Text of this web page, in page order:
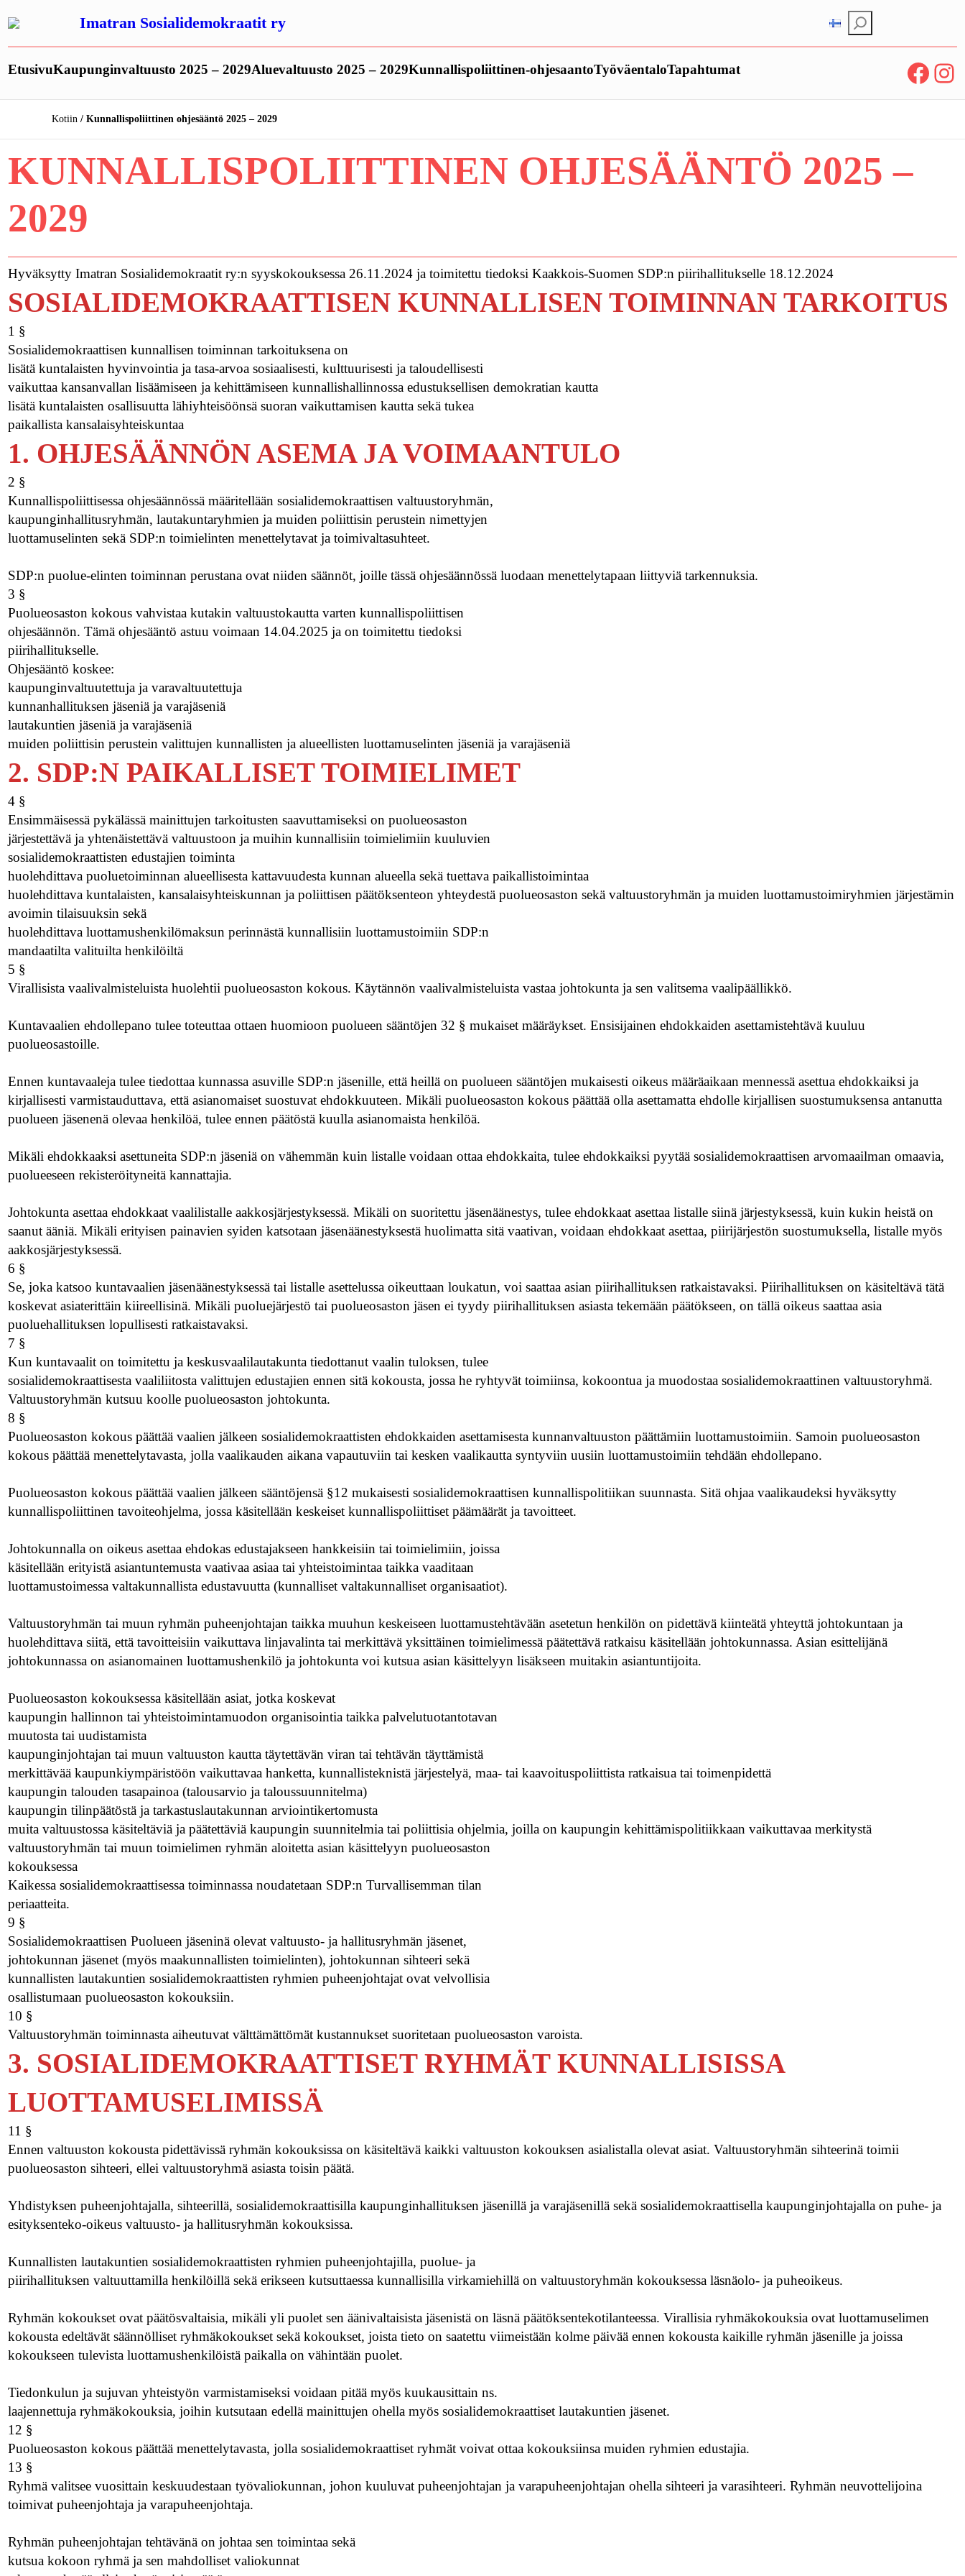
sisältöön
Imatran Sosialidemokraatit ry
E
t
EtusivuKaupunginvaltuusto 2025 – 2029Aluevaltuusto 2025 – 2029Kunnallispoliittinen-ohjesaantoTyöväentaloTapahtumat Facebook Instagram
Kotiin Kunnallispoliittinen ohjesääntö 2025 – 2029
KUNNALLISPOLIITTINEN OHJESÄÄNTÖ 2025 –
2029
Hyväksytty Imatran Sosialidemokraatit ry:n syyskokouksessa 26.11.2024 ja toimitettu tiedoksi Kaakkois-Suomen SDP:n piirihallitukselle 18.12.2024
SOSIALIDEMOKRAATTISEN KUNNALLISEN TOIMINNAN TARKOITUS
1 §
Sosialidemokraattisen kunnallisen toiminnan tarkoituksena on
lisätä kuntalaisten hyvinvointia ja tasa-arvoa sosiaalisesti, kulttuurisesti ja taloudellisesti
vaikuttaa kansanvallan lisäämiseen ja kehittämiseen kunnallishallinnossa edustuksellisen demokratian kautta
lisätä kuntalaisten osallisuutta lähiyhteisöönsä suoran vaikuttamisen kautta sekä tukea
paikallista kansalaisyhteiskuntaa
1. OHJESÄÄNNÖN ASEMA JA VOIMAANTULO
2 §
Kunnallispoliittisessa ohjesäännössä määritellään sosialidemokraattisen valtuustoryhmän,
kaupunginhallitusryhmän, lautakuntaryhmien ja muiden poliittisin perustein nimettyjen
luottamuselinten sekä SDP:n toimielinten menettelytavat ja toimivaltasuhteet.
SDP:n puolue-elinten toiminnan perustana ovat niiden säännöt, joille tässä ohjesäännössä luodaan menettelytapaan liittyviä tarkennuksia.
3 §
Puolueosaston kokous vahvistaa kutakin valtuustokautta varten kunnallispoliittisen
ohjesäännön. Tämä ohjesääntö astuu voimaan 14.04.2025 ja on toimitettu tiedoksi
piirihallitukselle.
Ohjesääntö koskee:
kaupunginvaltuutettuja ja varavaltuutettuja
kunnanhallituksen jäseniä ja varajäseniä
lautakuntien jäseniä ja varajäseniä
muiden poliittisin perustein valittujen kunnallisten ja alueellisten luottamuselinten jäseniä ja varajäseniä
2. SDP:N PAIKALLISET TOIMIELIMET
4 §
Ensimmäisessä pykälässä mainittujen tarkoitusten saavuttamiseksi on puolueosaston
järjestettävä ja yhtenäistettävä valtuustoon ja muihin kunnallisiin toimielimiin kuuluvien
sosialidemokraattisten edustajien toiminta
huolehdittava puoluetoiminnan alueellisesta kattavuudesta kunnan alueella sekä tuettava paikallistoimintaa
huolehdittava kuntalaisten, kansalaisyhteiskunnan ja poliittisen päätöksenteon yhteydestä puolueosaston sekä valtuustoryhmän ja muiden luottamustoimiryhmien järjestämin
avoimin tilaisuuksin sekä
huolehdittava luottamushenkilömaksun perinnästä kunnallisiin luottamustoimiin SDP:n
mandaatilta valituilta henkilöiltä
5 §
Virallisista vaalivalmisteluista huolehtii puolueosaston kokous. Käytännön vaalivalmisteluista vastaa johtokunta ja sen valitsema vaalipäällikkö.
Kuntavaalien ehdollepano tulee toteuttaa ottaen huomioon puolueen sääntöjen 32 § mukaiset määräykset. Ensisijainen ehdokkaiden asettamistehtävä kuuluu
puolueosastoille.
Ennen kuntavaaleja tulee tiedottaa kunnassa asuville SDP:n jäsenille, että heillä on puolueen sääntöjen mukaisesti oikeus määräaikaan mennessä asettua ehdokkaiksi ja
kirjallisesti varmistauduttava, että asianomaiset suostuvat ehdokkuuteen. Mikäli puolueosaston kokous päättää olla asettamatta ehdolle kirjallisen suostumuksensa antanutta
puolueen jäsenenä olevaa henkilöä, tulee ennen päätöstä kuulla asianomaista henkilöä.
Mikäli ehdokkaaksi asettuneita SDP:n jäseniä on vähemmän kuin listalle voidaan ottaa ehdokkaita, tulee ehdokkaiksi pyytää sosialidemokraattisen arvomaailman omaavia,
puolueeseen rekisteröityneitä kannattajia.
Johtokunta asettaa ehdokkaat vaalilistalle aakkosjärjestyksessä. Mikäli on suoritettu jäsenäänestys, tulee ehdokkaat asettaa listalle siinä järjestyksessä, kuin kukin heistä on
saanut ääniä. Mikäli erityisen painavien syiden katsotaan jäsenäänestyksestä huolimatta sitä vaativan, voidaan ehdokkaat asettaa, piirijärjestön suostumuksella, listalle myös
aakkosjärjestyksessä.
6 §
Se, joka katsoo kuntavaalien jäsenäänestyksessä tai listalle asettelussa oikeuttaan loukatun, voi saattaa asian piirihallituksen ratkaistavaksi. Piirihallituksen on käsiteltävä tätä
koskevat asiaterittäin kiireellisinä. Mikäli puoluejärjestö tai puolueosaston jäsen ei tyydy piirihallituksen asiasta tekemään päätökseen, on tällä oikeus saattaa asia
puoluehallituksen lopullisesti ratkaistavaksi.
7 §
Kun kuntavaalit on toimitettu ja keskusvaalilautakunta tiedottanut vaalin tuloksen, tulee
sosialidemokraattisesta vaaliliitosta valittujen edustajien ennen sitä kokousta, jossa he ryhtyvät toimiinsa, kokoontua ja muodostaa sosialidemokraattinen valtuustoryhmä.
Valtuustoryhmän kutsuu koolle puolueosaston johtokunta.
8 §
Puolueosaston kokous päättää vaalien jälkeen sosialidemokraattisten ehdokkaiden asettamisesta kunnanvaltuuston päättämiin luottamustoimiin. Samoin puolueosaston
kokous päättää menettelytavasta, jolla vaalikauden aikana vapautuviin tai kesken vaalikautta syntyviin uusiin luottamustoimiin tehdään ehdollepano.
Puolueosaston kokous päättää vaalien jälkeen sääntöjensä §12 mukaisesti sosialidemokraattisen kunnallispolitiikan suunnasta. Sitä ohjaa vaalikaudeksi hyväksytty
kunnallispoliittinen tavoiteohjelma, jossa käsitellään keskeiset kunnallispoliittiset päämäärät ja tavoitteet.
Johtokunnalla on oikeus asettaa ehdokas edustajakseen hankkeisiin tai toimielimiin, joissa
käsitellään erityistä asiantuntemusta vaativaa asiaa tai yhteistoimintaa taikka vaaditaan
luottamustoimessa valtakunnallista edustavuutta (kunnalliset valtakunnalliset organisaatiot).
Valtuustoryhmän tai muun ryhmän puheenjohtajan taikka muuhun keskeiseen luottamustehtävään asetetun henkilön on pidettävä kiinteätä yhteyttä johtokuntaan ja
huolehdittava siitä, että tavoitteisiin vaikuttava linjavalinta tai merkittävä yksittäinen toimielimessä päätettävä ratkaisu käsitellään johtokunnassa. Asian esittelijänä
johtokunnassa on asianomainen luottamushenkilö ja johtokunta voi kutsua asian käsittelyyn lisäkseen muitakin asiantuntijoita.
Puolueosaston kokouksessa käsitellään asiat, jotka koskevat
kaupungin hallinnon tai yhteistoimintamuodon organisointia taikka palvelutuotantotavan
muutosta tai uudistamista
kaupunginjohtajan tai muun valtuuston kautta täytettävän viran tai tehtävän täyttämistä
merkittävää kaupunkiympäristöön vaikuttavaa hanketta, kunnallisteknistä järjestelyä, maa- tai kaavoituspoliittista ratkaisua tai toimenpidettä
kaupungin talouden tasapainoa (talousarvio ja taloussuunnitelma)
kaupungin tilinpäätöstä ja tarkastuslautakunnan arviointikertomusta
muita valtuustossa käsiteltäviä ja päätettäviä kaupungin suunnitelmia tai poliittisia ohjelmia, joilla on kaupungin kehittämispolitiikkaan vaikuttavaa merkitystä
valtuustoryhmän tai muun toimielimen ryhmän aloitetta asian käsittelyyn puolueosaston
kokouksessa
Kaikessa sosialidemokraattisessa toiminnassa noudatetaan SDP:n Turvallisemman tilan
periaatteita.
9 §
Sosialidemokraattisen Puolueen jäseninä olevat valtuusto- ja hallitusryhmän jäsenet,
johtokunnan jäsenet (myös maakunnallisten toimielinten), johtokunnan sihteeri sekä
kunnallisten lautakuntien sosialidemokraattisten ryhmien puheenjohtajat ovat velvollisia
osallistumaan puolueosaston kokouksiin.
10 §
Valtuustoryhmän toiminnasta aiheutuvat välttämättömät kustannukset suoritetaan puolueosaston varoista.
3. SOSIALIDEMOKRAATTISET RYHMÄT KUNNALLISISSA
LUOTTAMUSELIMISSÄ
11 §
Ennen valtuuston kokousta pidettävissä ryhmän kokouksissa on käsiteltävä kaikki valtuuston kokouksen asialistalla olevat asiat. Valtuustoryhmän sihteerinä toimii
puolueosaston sihteeri, ellei valtuustoryhmä asiasta toisin päätä.
Yhdistyksen puheenjohtajalla, sihteerillä, sosialidemokraattisilla kaupunginhallituksen jäsenillä ja varajäsenillä sekä sosialidemokraattisella kaupunginjohtajalla on puhe- ja
esityksenteko-oikeus valtuusto- ja hallitusryhmän kokouksissa.
Kunnallisten lautakuntien sosialidemokraattisten ryhmien puheenjohtajilla, puolue- ja
piirihallituksen valtuuttamilla henkilöillä sekä erikseen kutsuttaessa kunnallisilla virkamiehillä on valtuustoryhmän kokouksessa läsnäolo- ja puheoikeus.
Ryhmän kokoukset ovat päätösvaltaisia, mikäli yli puolet sen äänivaltaisista jäsenistä on läsnä päätöksentekotilanteessa. Virallisia ryhmäkokouksia ovat luottamuselimen
kokousta edeltävät säännölliset ryhmäkokoukset sekä kokoukset, joista tieto on saatettu viimeistään kolme päivää ennen kokousta kaikille ryhmän jäsenille ja joissa
kokoukseen tulevista luottamushenkilöistä paikalla on vähintään puolet.
Tiedonkulun ja sujuvan yhteistyön varmistamiseksi voidaan pitää myös kuukausittain ns.
laajennettuja ryhmäkokouksia, joihin kutsutaan edellä mainittujen ohella myös sosialidemokraattiset lautakuntien jäsenet.
12 §
Puolueosaston kokous päättää menettelytavasta, jolla sosialidemokraattiset ryhmät voivat ottaa kokouksiinsa muiden ryhmien edustajia.
13 §
Ryhmä valitsee vuosittain keskuudestaan työvaliokunnan, johon kuuluvat puheenjohtajan ja varapuheenjohtajan ohella sihteeri ja varasihteeri. Ryhmän neuvottelijoina
toimivat puheenjohtaja ja varapuheenjohtaja.
Ryhmän puheenjohtajan tehtävänä on johtaa sen toimintaa sekä
kutsua kokoon ryhmä ja sen mahdolliset valiokunnat